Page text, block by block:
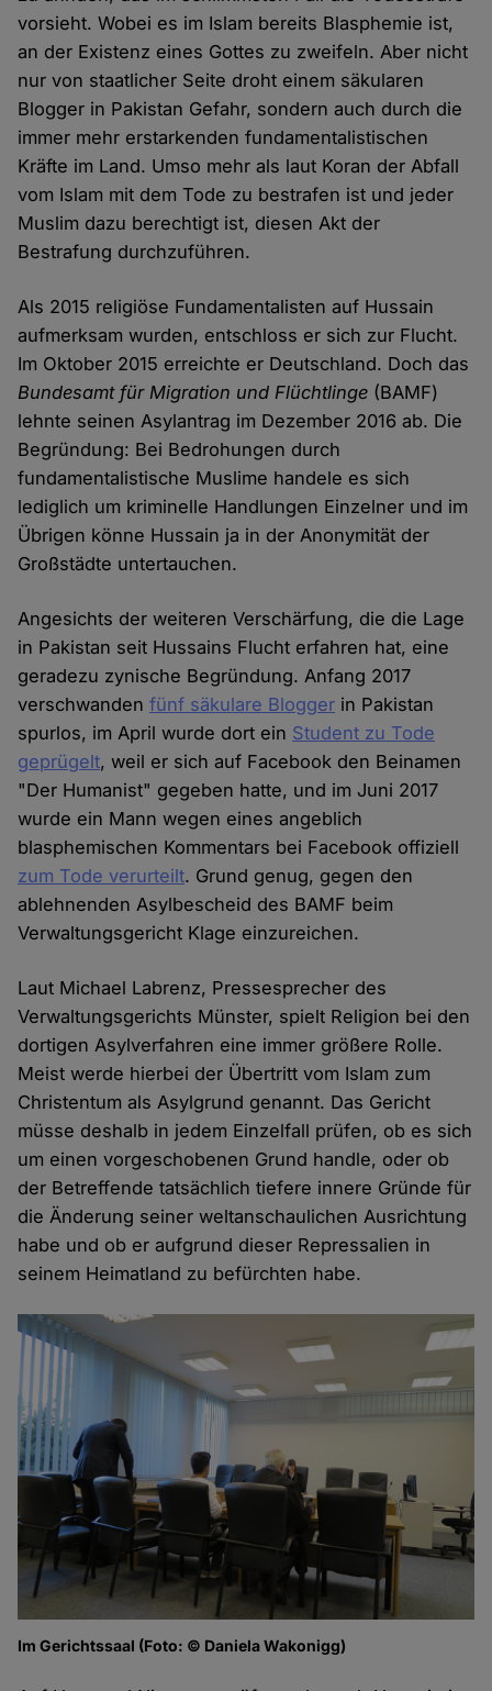
vorsieht. Wobei es im Islam bereits Blasphemie ist,
an der Existenz eines Gottes zu zweifeln. Aber nicht
nur von staatlicher Seite droht einem säkularen
Blogger in Pakistan Gefahr, sondern auch durch die
immer mehr erstarkenden fundamentalistischen
Kräfte im Land. Umso mehr als laut Koran der Abfall
vom Islam mit dem Tode zu bestrafen ist und jeder
Muslim dazu berechtigt ist, diesen Akt der
Bestrafung durchzuführen.
Als 2015 religiöse Fundamentalisten auf Hussain
aufmerksam wurden, entschloss er sich zur Flucht.
Im Oktober 2015 erreichte er Deutschland. Doch das
Bundesamt für Migration und Flüchtlinge (BAMF)
lehnte seinen Asylantrag im Dezember 2016 ab. Die
Begründung: Bei Bedrohungen durch
fundamentalistische Muslime handele es sich
lediglich um kriminelle Handlungen Einzelner und im
Übrigen könne Hussain ja in der Anonymität der
Großstädte untertauchen.
Angesichts der weiteren Verschärfung, die die Lage
in Pakistan seit Hussains Flucht erfahren hat, eine
geradezu zynische Begründung. Anfang 2017
verschwandenfünf säkulare Blogger in Pakistan
spurlos, im April wurde dort ein Student zu Tode
geprügelt, weil er sich auf Facebook den Beinamen
"Der Humanist" gegeben hatte, und im Juni 2017
wurde ein Mann wegen eines angeblich
blasphemischen Kommentars bei Facebook offiziell
zum Tode verurteilt. Grund genug, gegen den
ablehnenden Asylbescheid des BAMF beim
Verwaltungsgericht Klage einzureichen.
Laut Michael Labrenz, Pressesprecher des
Verwaltungsgerichts Münster, spielt Religion bei den
dortigen Asylverfahren eine immer größere Rolle.
Meist werde hierbei der Übertritt vom Islam zum
Christentum als Asylgrund genannt. Das Gericht
müsse deshalb in jedem Einzelfall prüfen, ob es sich
um einen vorgeschobenen Grund handle, oder ob
der Betreffende tatsächlich tiefere innere Gründe für
die Änderung seiner weltanschaulichen Ausrichtung
habe und ob er aufgrund dieser Repressalien in
seinem Heimatland zu befürchten habe.
Im Gerichtssaal (Foto: © Daniela Wakonigg)